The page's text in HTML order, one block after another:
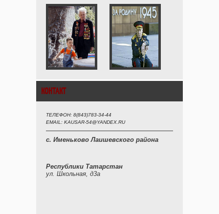
КОНТАКТ
ТЕЛЕФОН: 8(843)783-34-44
EMAIL: KAUSAR-54@YANDEX.RU
с. Именьково Лаишевского района
Республики Татарстан
ул. Школьная, д3а